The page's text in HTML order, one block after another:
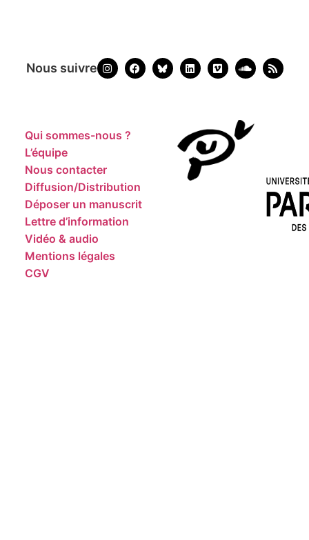
Nous suivre
Qui sommes-nous ?
L’équipe
Nous contacter
Diffusion/Distribution
Déposer un manuscrit
Lettre d’information
Vidéo & audio
Mentions légales
CGV